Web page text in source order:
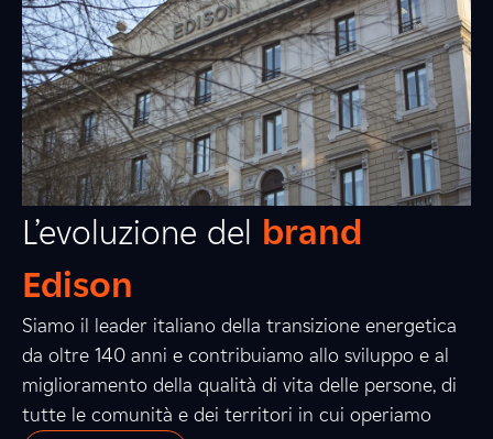
L’evoluzione del brand
Edison
Siamo il leader italiano della transizione energetica
da oltre 140 anni e contribuiamo allo sviluppo e al
miglioramento della qualità di vita delle persone, di
tutte le comunità e dei territori in cui operiamo